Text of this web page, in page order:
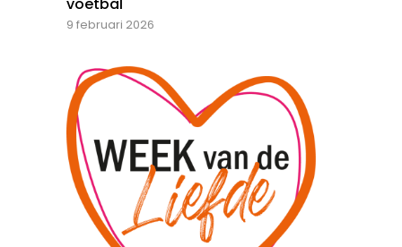
voetbal
9 februari 2026